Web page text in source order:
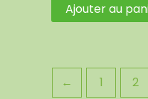
Ajouter au
← 1 2